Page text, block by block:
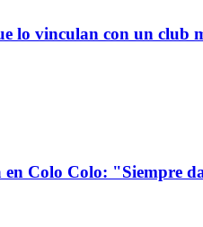
lo vinculan con un club
Colo Colo: "Siempre